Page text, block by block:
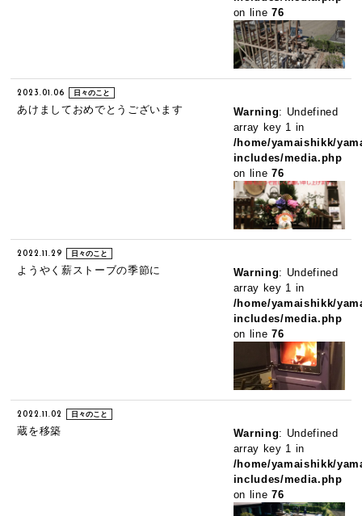
on line76
Warning: Undefined
array key 1 in
/home/yamaishikk/
includes/media.php
on line76
2023.01.06 日々のこと
あけましておめでとうございます
Warning: Undefined
array key 1 in
/home/yamaishikk/
includes/media.php
on line76
2022.11.29 日々のこと
ようやく薪ストーブの季節に
Warning: Undefined
array key 1 in
/home/yamaishikk/
includes/media.php
on line76
2022.11.02 日々のこと
蔵を移築